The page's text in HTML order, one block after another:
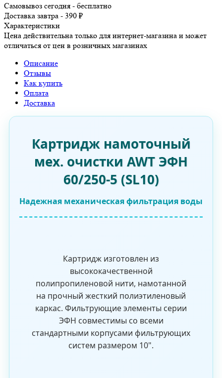
Самовывоз сегодня - бесплатно
Доставка завтра - 390 ₽
Характеристики
Цена действительна только для интернет-магазина и может
отличаться от цен в розничных магазинах
Описание
Отзывы
Как купить
Оплата
Доставка
Картридж намоточный
мех. очистки AWT ЭФН
60/250-5 (SL10)
Надежная механическая фильтрация воды
Картридж изготовлен из
высококачественной
полипропиленовой нити, намотанной
на прочный жесткий полиэтиленовый
каркас. Фильтрующие элементы серии
ЭФН совместимы со всеми
стандартными корпусами фильтрующих
систем размером 10".